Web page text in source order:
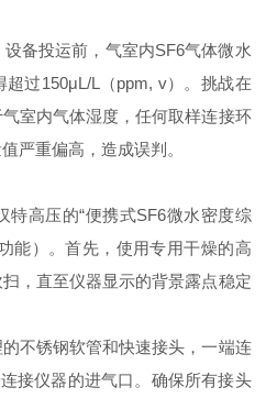
设备投运前，气室内SF6气体微水
过150μL/L（ppm, v）。挑战在
室内气体湿度，任何取样连接环
严重偏高，造成误判。
特高压的“便携式SF6微水密度综
能）。首先，使用专用干燥的高
，直至仪器显示的背景露点稳定
不锈钢软管和快速接头，一端连
接仪器的进气口。确保所有接头